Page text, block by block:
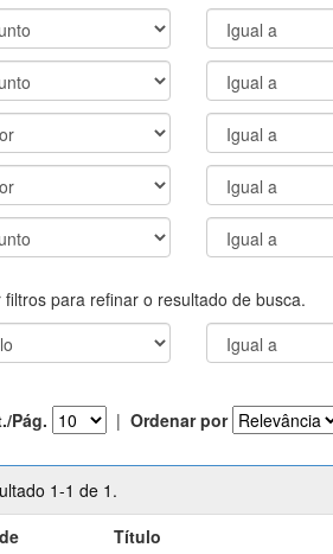
filtros para refinar o resultado de busca.
Pág. | Ordenar por
1-1 de 1.
Título